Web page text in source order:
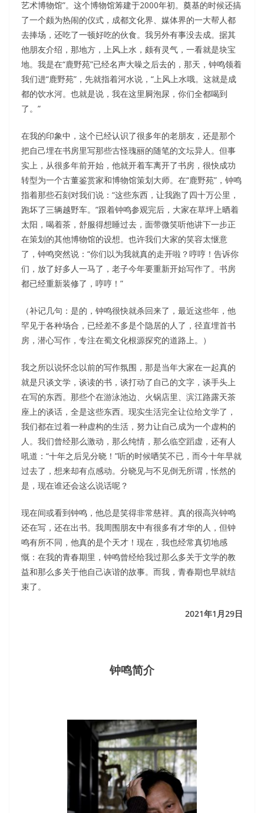
艺术博物馆”。这个博物馆筹建于2000年初。奠基的时候还搞
了一个颇为热闹的仪式，成都文化界、媒体界的一大帮人都
去捧场，还吃了一顿好吃的伙食。我另外有事没去成。据其
他朋友介绍，那地方，上风上水，颇有灵气，一看就是块宝
地。我是在“鹿野苑”已经名声大噪之后去的，那天，钟鸣领着
我们进“鹿野苑”，先就指着河水说，“上风上水哦。这就是成
都的饮水河。也就是说，我在这里屙泡尿，你们全都喝到
了。”
在我的印象中，这个已经认识了很多年的老朋友，还是那个
把自己埋在书房里写那些古怪瑰丽的随笔的文坛异人。但事
实上，从很多年前开始，他就开着车离开了书房，很快成功
转型为一个古董鉴赏家和博物馆策划大师。在“鹿野苑”，钟鸣
指着那些石刻对我们说：“这些东西，让我跑了四十万公里，
跑坏了三辆越野车。”跟着钟鸣参观完后，大家在草坪上晒着
太阳，喝着茶，舒服得想睡过去，面带微笑听他讲下一步正
在策划的其他博物馆的设想。也许我们大家的笑容太惬意
了，钟鸣突然说：“你们以为我就真的走开啦？哼哼！告诉你
们，放了好多人一马了，老子今年要重新开始写作了。书房
都已经重新装修了，哼哼！”
（补记几句：是的，钟鸣很快就杀回来了，最近这些年，他
罕见于各种场合，已经差不多是个隐居的人了，径直埋首书
房，潜心写作，专注在蜀文化根源探究的道路上。）
我之所以说怀念以前的写作氛围，那是当年大家在一起真的
就是只谈文学，谈读的书，谈打动了自己的文字，谈手头上
在写的东西。那些个在游泳池边、火锅店里、滨江路露天茶
座上的谈话，全是这些东西。现实生活完全让位给文学了，
我们都在过着一种虚构的生活，努力让自己成为一个虚构的
人。我们曾经那么激动，那么纯情，那么临空蹈虚，还有人
吼道：“十年之后见分晓！”听的时候哂笑不已，而今十年早就
过去了，想来却有点感动。分晓见与不见倒无所谓，怅然的
是，现在谁还会这么说话呢？
现在间或看到钟鸣，他总是笑得非常慈祥。真的很高兴钟鸣
还在写，还在出书。我周围朋友中有很多有才华的人，但钟
鸣有所不同，他真的是个天才！现在，我也经常真切地感
慨：在我的青春期里，钟鸣曾经给我过那么多关于文学的教
益和那么多关于他自己诙谐的故事。而我，青春期也早就结
束了。
2021年1月29日
钟鸣简介